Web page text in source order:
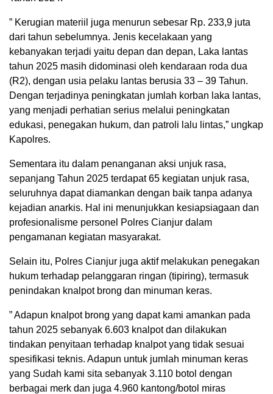
” Kerugian materiil juga menurun sebesar Rp. 233,9 juta
dari tahun sebelumnya. Jenis kecelakaan yang
kebanyakan terjadi yaitu depan dan depan, Laka lantas
tahun 2025 masih didominasi oleh kendaraan roda dua
(R2), dengan usia pelaku lantas berusia 33 – 39 Tahun.
Dengan terjadinya peningkatan jumlah korban laka lantas,
yang menjadi perhatian serius melalui peningkatan
edukasi, penegakan hukum, dan patroli lalu lintas,” ungkap
Kapolres.
Sementara itu dalam penanganan aksi unjuk rasa,
sepanjang Tahun 2025 terdapat 65 kegiatan unjuk rasa,
seluruhnya dapat diamankan dengan baik tanpa adanya
kejadian anarkis. Hal ini menunjukkan kesiapsiagaan dan
profesionalisme personel Polres Cianjur dalam
pengamanan kegiatan masyarakat.
Selain itu, Polres Cianjur juga aktif melakukan penegakan
hukum terhadap pelanggaran ringan (tipiring), termasuk
penindakan knalpot brong dan minuman keras.
” Adapun knalpot brong yang dapat kami amankan pada
tahun 2025 sebanyak 6.603 knalpot dan dilakukan
tindakan penyitaan terhadap knalpot yang tidak sesuai
spesifikasi teknis. Adapun untuk jumlah minuman keras
yang Sudah kami sita sebanyak 3.110 botol dengan
berbagai merk dan juga 4.960 kantong/botol miras